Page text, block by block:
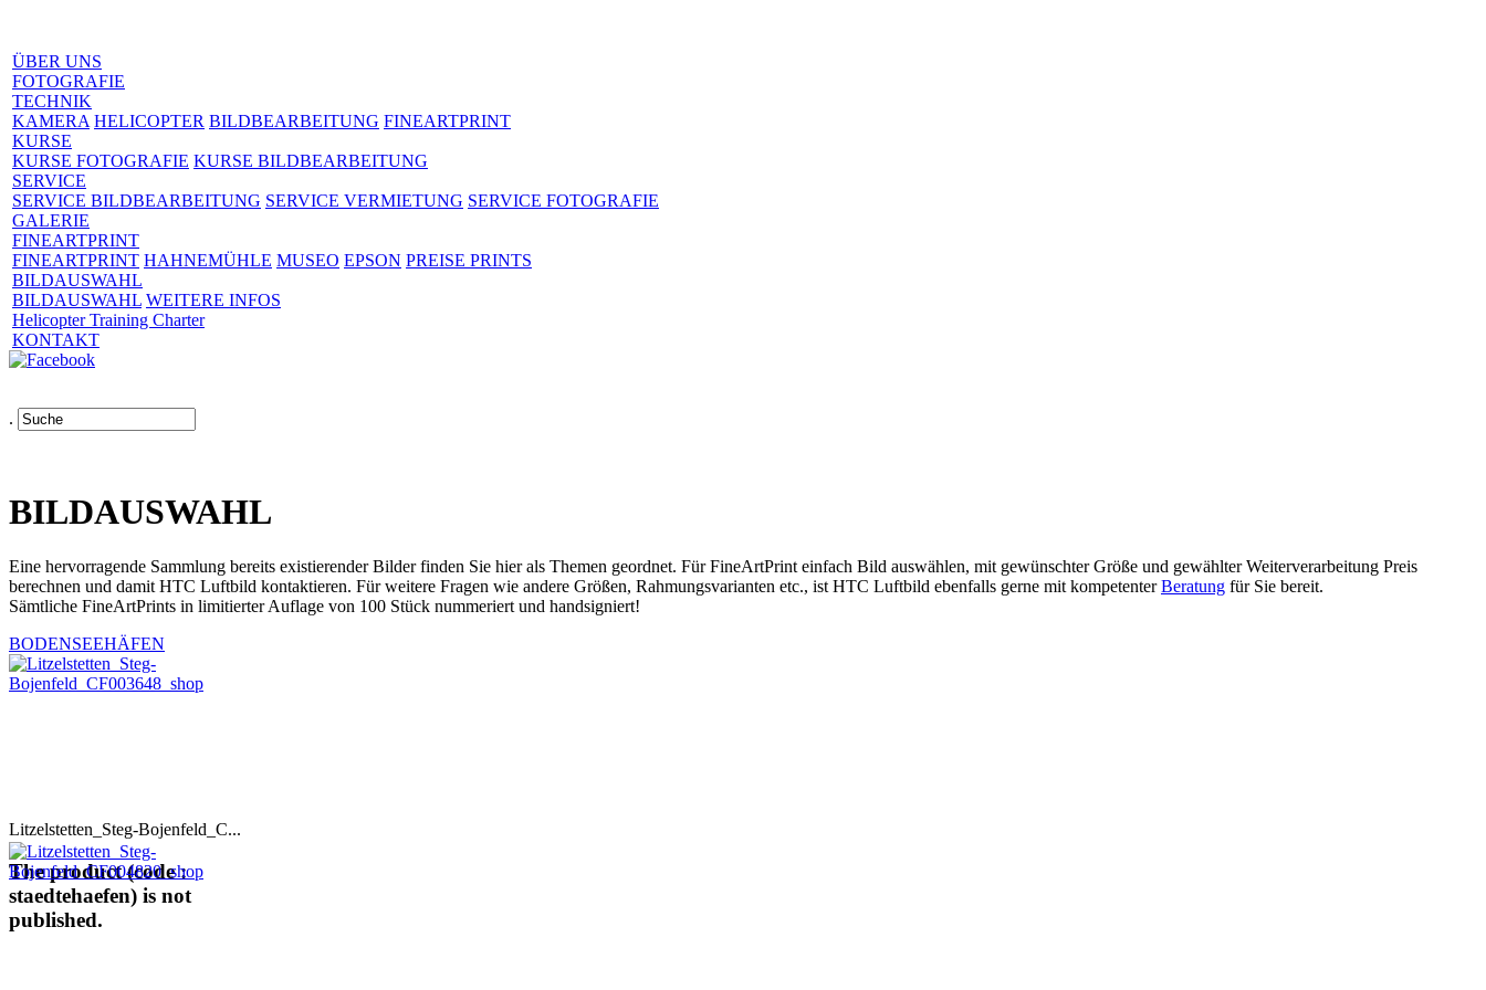
ÜBER UNS
FOTOGRAFIE
TECHNIK
KAMERA HELICOPTER BILDBEARBEITUNG FINEARTPRINT
KURSE
KURSE FOTOGRAFIE KURSE BILDBEARBEITUNG
SERVICE
SERVICE BILDBEARBEITUNG SERVICE VERMIETUNG SERVICE FOTOGRAFIE
GALERIE
FINEARTPRINT
FINEARTPRINT HAHNEMÜHLE MUSEO EPSON PREISE PRINTS
BILDAUSWAHL
BILDAUSWAHL WEITERE INFOS
Helicopter Training Charter
KONTAKT
.
BILDAUSWAHL
Eine hervorragende Sammlung bereits existierender Bilder finden Sie hier als Themen geordnet. Für FineArtPrint einfach Bild auswählen, mit gewünschter Größe und gewählter Weiterverarbeitung Preis
berechnen und damit HTC Luftbild kontaktieren. Für weitere Fragen wie andere Größen, Rahmungsvarianten etc., ist HTC Luftbild ebenfalls gerne mit kompetenterBeratung für Sie bereit.
Sämtliche FineArtPrints in limitierter Auflage von 100 Stück nummeriert und handsigniert!
BODENSEEHÄFEN
Litzelstetten_Steg-Bojenfeld_C...
The product (code :
staedtehaefen) is not
published.